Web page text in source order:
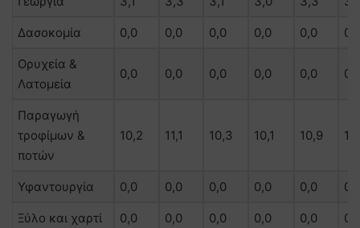
Δασοκομία 0,0 0,0 0,0 0,0 0,0
Ορυχεία &
Λατομεία
0,0 0,0 0,0 0,0 0,0
Παραγωγή
τροφίμων &
ποτών
10,2 11,1 10,3 10,1 10,9
Υφαντουργία 0,0 0,0 0,0 0,0 0,0
Ξύλο και χαρτί 0,0 0,0 0,0 0,0 0,0